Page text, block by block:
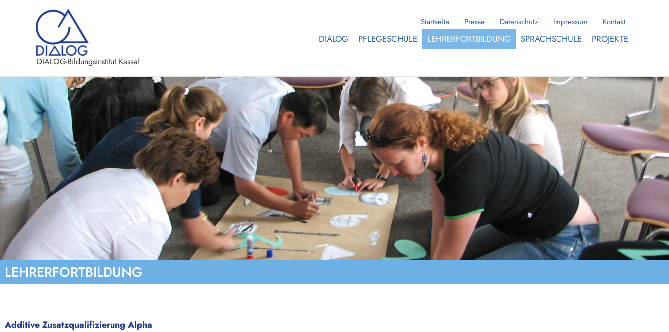
DIALOG-Bildungsinstitut Kassel
Startseite Presse Datenschutz Impressum Kontakt
DIALOG PFLEGESCHULE LEHRERFORTBILDUNG SPRACHSCHULE PROJEKTE
LEHRERFORTBILDUNG
Additive Zusatzqualifizierung Alpha